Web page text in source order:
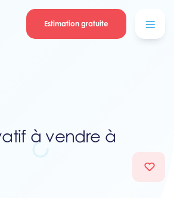
Estimation gratuite
à vendre à